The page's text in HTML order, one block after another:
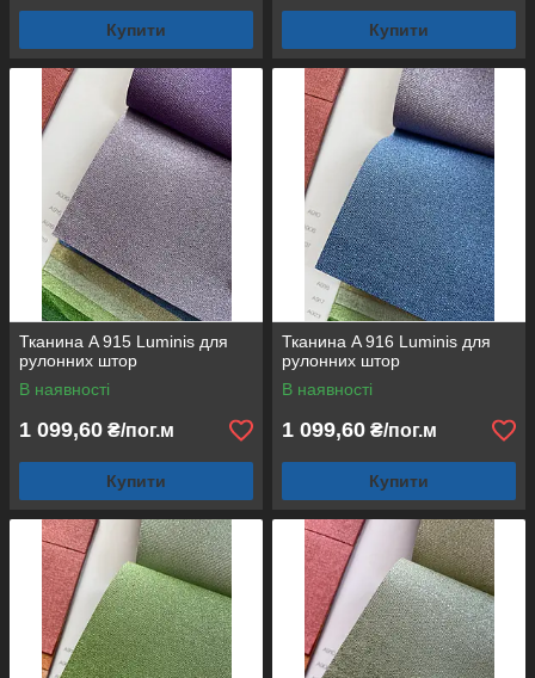
Купити Купити
Тканина A 915 Luminis для
рулонних штор
В наявності
1 099,60 ₴/пог.м
Купити
Тканина A 916 Luminis для
рулонних штор
В наявності
1 099,60 ₴/пог.м
Купити